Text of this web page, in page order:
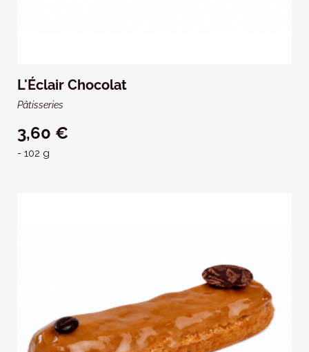
L'Éclair Chocolat
Pâtisseries
3,60 €
- 102 g